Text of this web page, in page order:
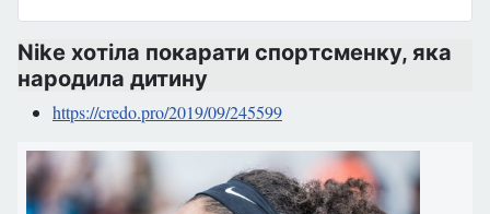
Nike хотіла покарати спортсменку, яка
народила дитину
https://credo.pro/2019/09/245599